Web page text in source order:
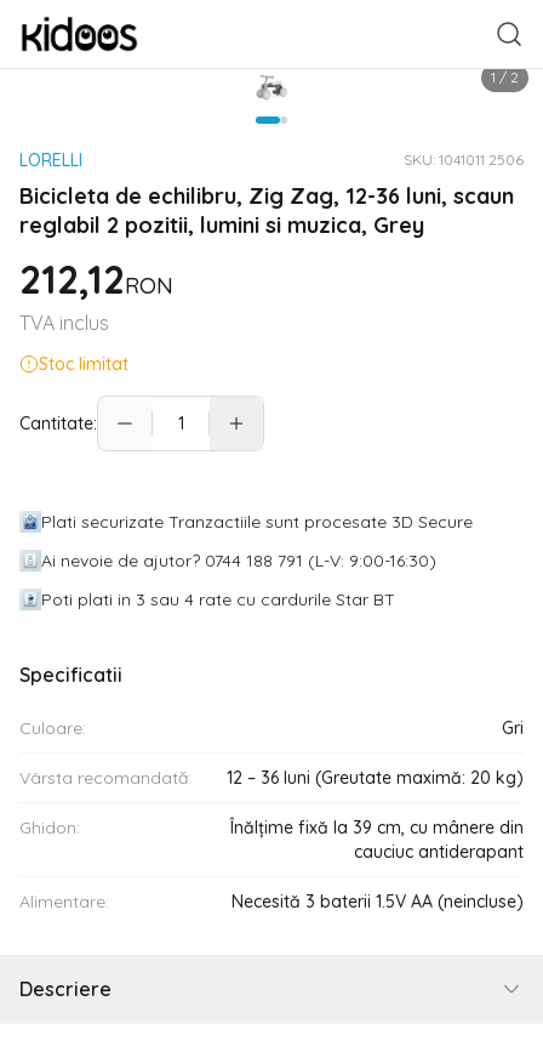
1 / 2
LORELLI SKU: 1041011 2506
Bicicleta de echilibru, Zig Zag, 12-36 luni, scaun
reglabil 2 pozitii, lumini si muzica, Grey
212,12RON
TVA inclus
Stoc limitat
Cantitate:
Plati securizate Tranzactiile sunt procesate 3D Secure
Ai nevoie de ajutor? 0744 188 791 (L-V: 9:00-16:30)
Poti plati in 3 sau 4 rate cu cardurile Star BT
Specificatii
Culoare: Gri
Vârsta recomandată: 12 – 36 luni (Greutate maximă: 20 kg)
Ghidon:
Înălțime fixă la 39 cm, cu mânere din
cauciuc antiderapant
Alimentare: Necesită 3 baterii 1.5V AA (neincluse)
Descriere